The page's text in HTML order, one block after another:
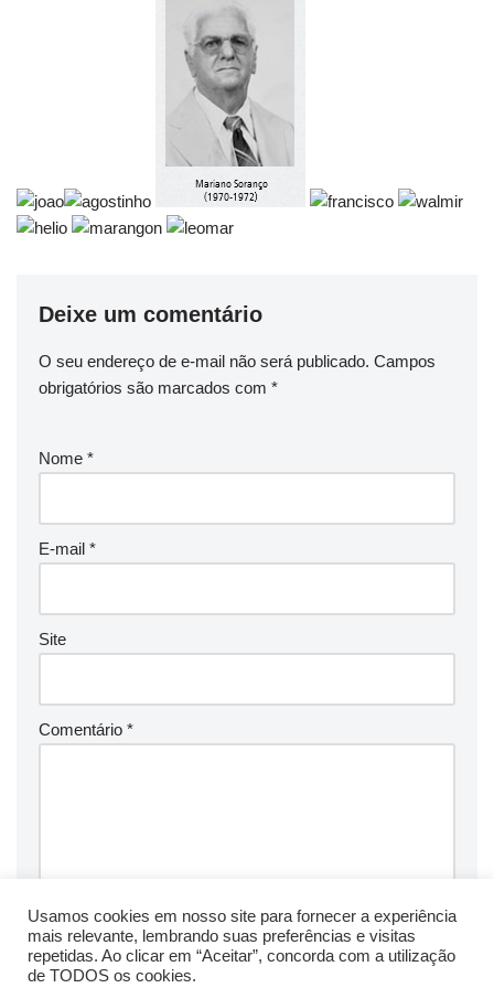
Deixe um comentário
O seu endereço de e-mail não será publicado. Campos
obrigatórios são marcados com *
Nome *
E-mail *
Site
Comentário *
Usamos cookies em nosso site para fornecer a experiência
mais relevante, lembrando suas preferências e visitas
repetidas. Ao clicar em “Aceitar”, concorda com a utilização
de TODOS os cookies.